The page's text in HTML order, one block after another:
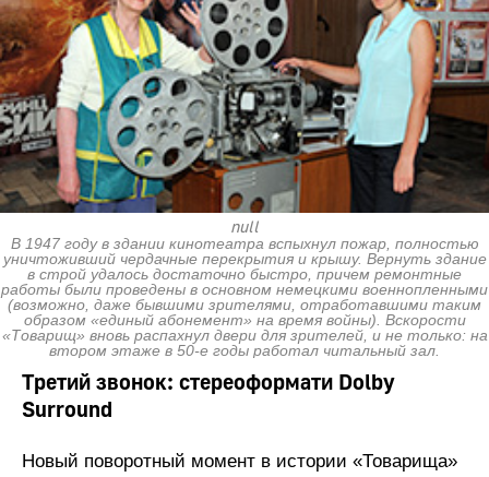
null
В 1947 году в здании кинотеатра вспыхнул пожар, полностью
уничтоживший чердачные перекрытия и крышу. Вернуть здание
в строй удалось достаточно быстро, причем ремонтные
работы были проведены в основном немецкими военнопленными
(возможно, даже бывшими зрителями, отработавшими таким
образом «единый абонемент» на время войны). Вскорости
«Товарищ» вновь распахнул двери для зрителей, и не только: на
втором этаже в 50-е годы работал читальный зал.
Третий звонок: стереоформати Dolby
Surround
Новый поворотный момент в истории «Товарища»